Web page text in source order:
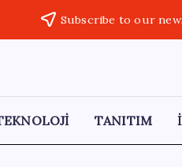
Subscribe to our
TANITIM